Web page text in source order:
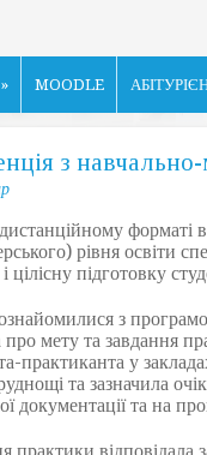
» MOODLE
з
форматі
рівня освіти
підготовку
з
мету та завдання
практиканта у
та зазначила
документації та на